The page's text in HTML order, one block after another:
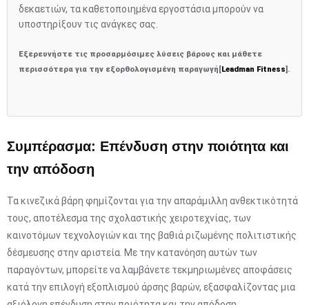
δεκαετιών, τα καθετοποιημένα εργοστάσια μπορούν να
υποστηρίξουν τις ανάγκες σας.
Εξερευνήστε τις προσαρμόσιμες λύσεις βάρους και μάθετε
περισσότερα για την εξορθολογισμένη παραγωγή[Leadman Fitness].
Συμπέρασμα: Επένδυση στην ποιότητα και
την απόδοση
Τα κινεζικά βάρη φημίζονται για την απαράμιλλη ανθεκτικότητά
τους, αποτέλεσμα της σχολαστικής χειροτεχνίας, των
καινοτόμων τεχνολογιών και της βαθιά ριζωμένης πολιτιστικής
δέσμευσης στην αριστεία. Με την κατανόηση αυτών των
παραγόντων, μπορείτε να λαμβάνετε τεκμηριωμένες αποφάσεις
κατά την επιλογή εξοπλισμού άρσης βαρών, εξασφαλίζοντας μια